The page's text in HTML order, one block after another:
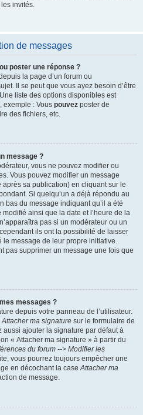
invités.
de messages
poster une réponse ?
la page d’un forum ou
Il se peut que vous ayez besoin d’être
liste des options disponibles est
exemple : Vous pouvez poster de
des fichiers, etc.
message ?
vous ne pouvez modifier ou
Vous pouvez modifier un message
sa publication) en cliquant sur le
Si quelqu’un a déjà répondu au
bas du message indiquant qu’il a été
ainsi que la date et l’heure de la
pas si un modérateur ou un
ils ont la possibilité de laisser
le message de leur propre initiative.
pas supprimer un message une fois que
messages ?
depuis votre panneau de l’utilisateur.
Attacher ma signature sur le formulaire de
ajouter la signature par défaut à
« Attacher ma signature » à partir du
du forum --> Modifier les
vous pourrez toujours empêcher une
en décochant la caseAttacher ma
de message.